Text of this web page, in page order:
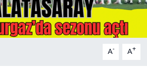
A- A+